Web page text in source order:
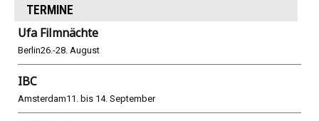
TERMINE
Ufa Filmnächte
Berlin26.-28. August
IBC
Amsterdam11. bis 14. September